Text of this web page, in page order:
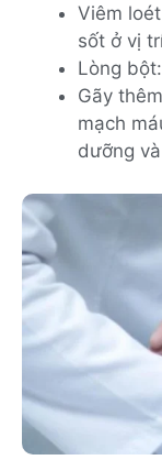
Viêm
sốt ở vị
Lòng
Gãy
mạch
dưỡng